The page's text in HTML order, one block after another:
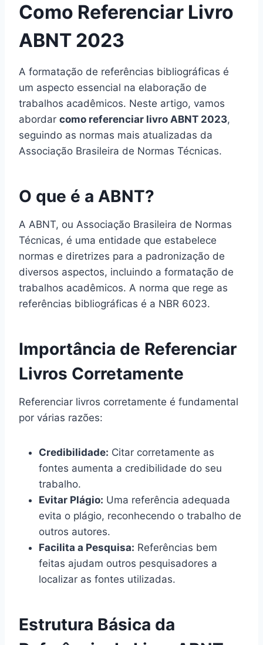
Como Referenciar Livro
ABNT 2023
A formatação de referências bibliográficas é
um aspecto essencial na elaboração de
trabalhos acadêmicos. Neste artigo, vamos
abordar como referenciar livro ABNT 2023,
seguindo as normas mais atualizadas da
Associação Brasileira de Normas Técnicas.
O que é a ABNT?
A ABNT, ou Associação Brasileira de Normas
Técnicas, é uma entidade que estabelece
normas e diretrizes para a padronização de
diversos aspectos, incluindo a formatação de
trabalhos acadêmicos. A norma que rege as
referências bibliográficas é a NBR 6023.
Importância de Referenciar
Livros Corretamente
Referenciar livros corretamente é fundamental
por várias razões:
Credibilidade: Citar corretamente as
fontes aumenta a credibilidade do seu
trabalho.
Evitar Plágio: Uma referência adequada
evita o plágio, reconhecendo o trabalho de
outros autores.
Facilita a Pesquisa: Referências bem
feitas ajudam outros pesquisadores a
localizar as fontes utilizadas.
Estrutura Básica da